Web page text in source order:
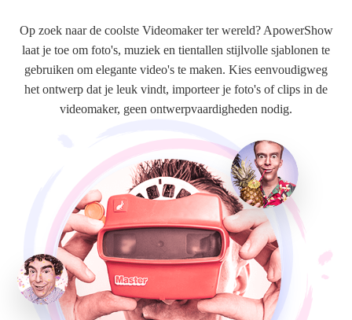
Op zoek naar de coolste Videomaker ter wereld? ApowerShow
laat je toe om foto's, muziek en tientallen stijlvolle sjablonen te
gebruiken om elegante video's te maken. Kies eenvoudigweg
het ontwerp dat je leuk vindt, importeer je foto's of clips in de
videomaker, geen ontwerpvaardigheden nodig.